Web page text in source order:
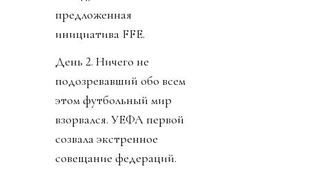
предложенная
инициатива FFE.
День 2. Ничего не
подозревавший обо всем
этом футбольный мир
взорвался. УЕФА первой
созвала экстренное
совещание федераций.